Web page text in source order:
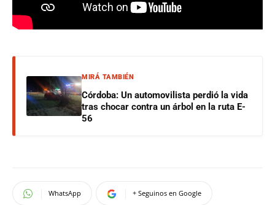
MIRÁ TAMBIÉN
Córdoba: Un automovilista perdió la vida
tras chocar contra un árbol en la ruta E-
56
WhatsApp + Seguinos en Google